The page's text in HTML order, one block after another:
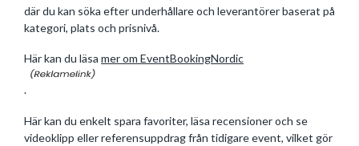
där du kan söka efter underhållare och leverantörer baserat på
kategori, plats och prisnivå.
Här kan du läsa mer om EventBookingNordic
.
Här kan du enkelt spara favoriter, läsa recensioner och se
videoklipp eller referensuppdrag från tidigare event, vilket gör